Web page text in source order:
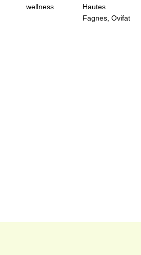
wellness
Hautes
Fagnes, Ovifat